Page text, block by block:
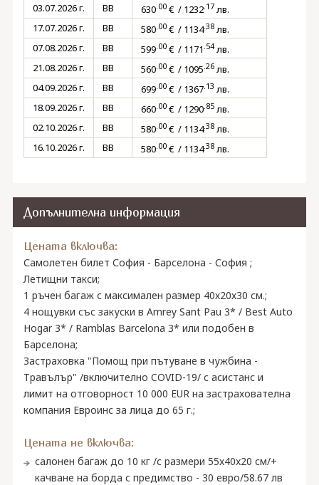
03.07.2026 г. BB 630.00€ / 1232.17лв.
17.07.2026 г.
BB 580.00€ / 1134.38лв.
07.08.2026 г.
BB 599.00€ / 1171 .54лв.
21.08.2026 г.
BB 560.00€ / 1095.26лв.
04.09.2026 г.
BB 699.00€ / 1367.13 лв.
18.09.2026 г.
BB 660.00€ / 1290.85лв.
02.10.2026 г.
BB 580.00€ / 1134.38лв.
16.10.2026 г.
BB 580.00€ / 1134.38лв.
Допълнителна информация
Цената включва:
Самолетен билет София - Барселона - София ;
Летищни такси;
1 ръчен багаж с максимален размер 40х20х30 см.;
4 нощувки със закуски в Amrey Sant Pau 3* / Best Auto
Hogar 3* / Ramblas Barcelona 3* или подобен в
Барселона;
Застраховка "Помощ при пътуване в чужбина -
Травълър" /включително COVID-19/ с асистанс и
лимит на отговорност 10 000 EUR на застрахователна
компания Евроинс за лица до 65 г.;
Цената не включва:
салонен багаж до 10 кг /с размери 55x40x20 см/+
качване на борда с предимство - 30 евро/58.67 лв